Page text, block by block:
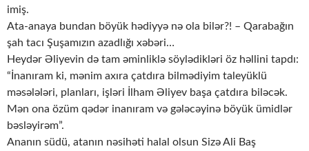
imiş.
Ata-anaya bundan böyük hədiyyə nə ola bilər?! – Qarabağın
şah tacı Şuşamızın azadlığı xəbəri…
Heydər Əliyevin də tam əminliklə söylədikləri öz həllini tapdı:
“İnanıram ki, mənim axıra çatdıra bilmədiyim taleyüklü
məsələləri, planları, işləri İlham Əliyev başa çatdıra biləcək.
Mən ona özüm qədər inanıram və gələcəyinə böyük ümidlər
bəsləyirəm”.
Ananın südü, atanın nəsihəti halal olsun Sizə Ali Baş